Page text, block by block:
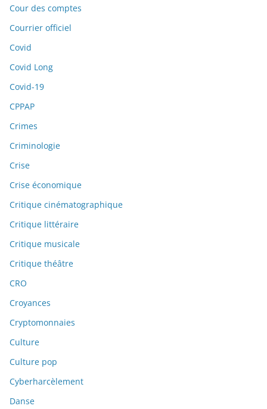
Cour des comptes
Courrier officiel
Covid
Covid Long
Covid-19
CPPAP
Crimes
Criminologie
Crise
Crise économique
Critique cinématographique
Critique littéraire
Critique musicale
Critique théâtre
CRO
Croyances
Cryptomonnaies
Culture
Culture pop
Cyberharcèlement
Danse